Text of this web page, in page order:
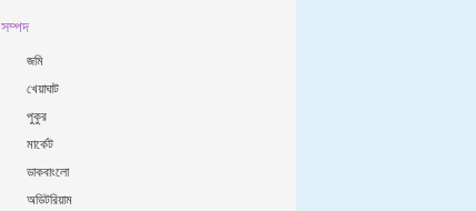
সম্পদ
জমি
খেয়াঘাট
পুকুর
মার্কেট
ডাকবাংলো
অডিটরিয়াম